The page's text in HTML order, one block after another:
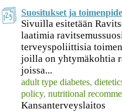
Suositukset ja
Sivuilla esitetään
laatimia
terveyspoliittisia
joilla on yhtymäkohtia
joissa...
adult type diabetes,
policy, nutritional
Kansanterveyslaitos